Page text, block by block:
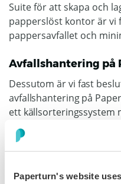
Paperturn's website
Suite för att skapa och
papperslöst kontor är vi
pappersavfallet och
Avfallshantering på
Dessutom är vi fast
avfallshantering på
ett källsorteringssystem
återvinningsbart och
Dessa kärl är
som papper och